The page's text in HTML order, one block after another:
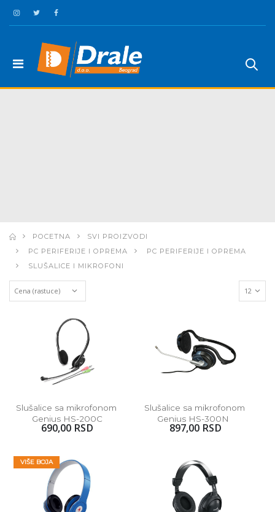
POCETNA
SVI PROIZVODI
PC PERIFERIJE I OPREMA
PC PERIFERIJE I OPREMA
SLUŠALICE I MIKROFONI
Slušalice sa mikrofonom
Genius HS-200C
690,00 RSD
Slušalice sa mikrofonom
Genius HS-300N
897,00 RSD
VIŠE BOJA